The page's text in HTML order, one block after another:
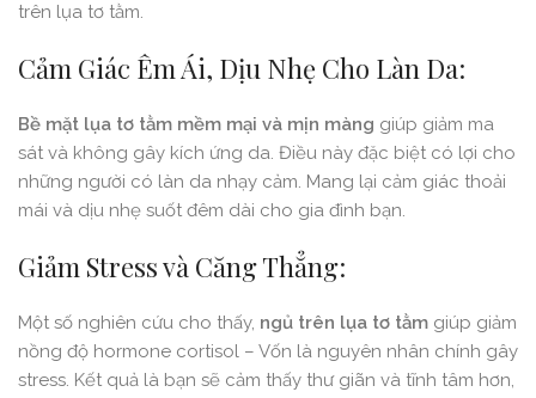
trên lụa tơ tằm.
Cảm Giác Êm Ái, Dịu Nhẹ Cho Làn Da:
Bề mặt lụa tơ tằm mềm mại và mịn màng giúp giảm ma
sát và không gây kích ứng da. Điều này đặc biệt có lợi cho
những người có làn da nhạy cảm. Mang lại cảm giác thoải
mái và dịu nhẹ suốt đêm dài cho gia đình bạn.
Giảm Stress và Căng Thẳng:
Một số nghiên cứu cho thấy, ngủ trên lụa tơ tằm giúp giảm
nồng độ hormone cortisol – Vốn là nguyên nhân chính gây
stress. Kết quả là bạn sẽ cảm thấy thư giãn và tĩnh tâm hơn,